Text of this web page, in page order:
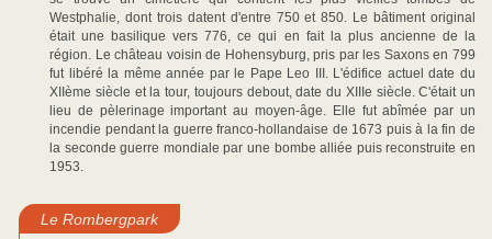
Westphalie, dont trois datent d'entre 750 et 850. Le bâtiment original
était une basilique vers 776, ce qui en fait la plus ancienne de la
région. Le château voisin de Hohensyburg, pris par les Saxons en 799
fut libéré la même année par le Pape Leo III. L'édifice actuel date du
XIIème siècle et la tour, toujours debout, date du XIIIe siècle. C'était un
lieu de pèlerinage important au moyen-âge. Elle fut abîmée par un
incendie pendant la guerre franco-hollandaise de 1673 puis à la fin de
la seconde guerre mondiale par une bombe alliée puis reconstruite en
1953.
Le Rombergpark